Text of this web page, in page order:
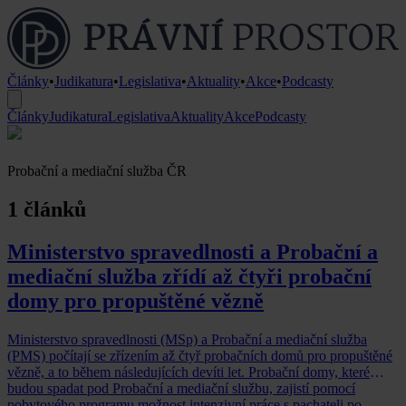
Články•Judikatura•Legislativa•Aktuality•Akce•Podcasty
ČlánkyJudikaturaLegislativaAktualityAkcePodcasty
Probační a mediační služba ČR
1 článků
Ministerstvo spravedlnosti a Probační a
mediační služba zřídí až čtyři probační
domy pro propuštěné vězně
Ministerstvo spravedlnosti (MSp) a Probační a mediační služba
(PMS) počítají se zřízením až čtyř probačních domů pro propuštěné
vězně, a to během následujících devíti let. Probační domy, které
budou spadat pod Probační a mediační službu, zajistí pomocí